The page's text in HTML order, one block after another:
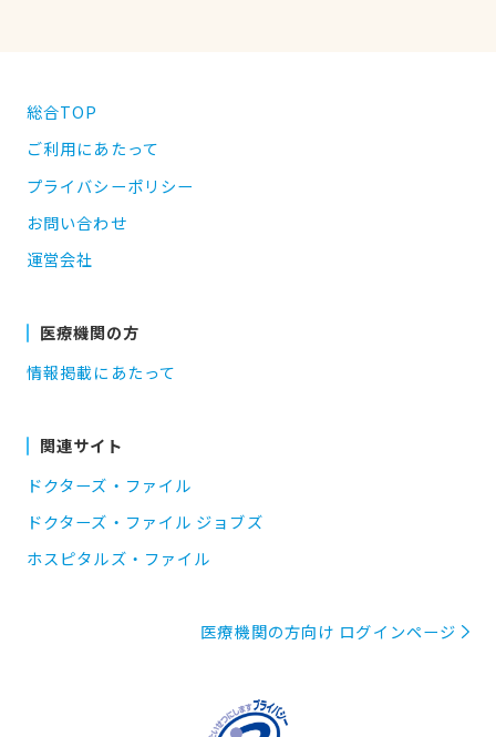
総合TOP
ご利用にあたって
プライバシーポリシー
お問い合わせ
運営会社
医療機関の方
情報掲載にあたって
関連サイト
ドクターズ・ファイル
ドクターズ・ファイル ジョブズ
ホスピタルズ・ファイル
医療機関の方向け ログインページ